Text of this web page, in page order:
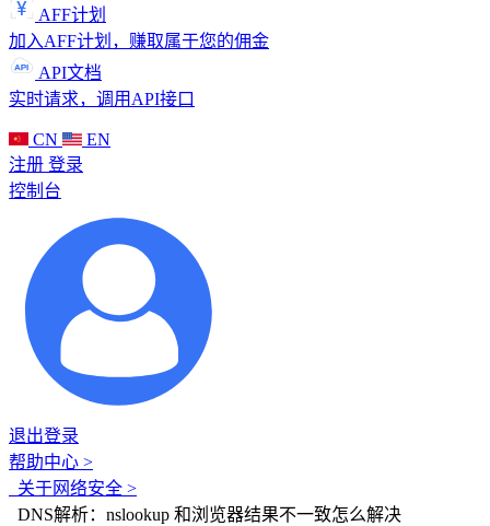
AFF计划
加入AFF计划，赚取属于您的佣金
API文档
实时请求，调用API接口
CN
EN
注册 登录
控制台
退出登录
帮助中心 >
关于网络安全 >
DNS解析：nslookup 和浏览器结果不一致怎么解决